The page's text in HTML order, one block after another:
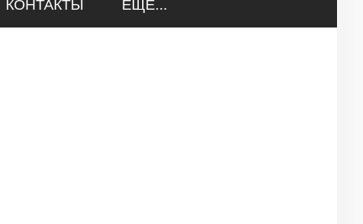
КОНТАКТЫ ЕЩЁ...